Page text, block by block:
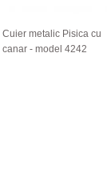
Cuier metalic Pisica cu
canar - model 4242